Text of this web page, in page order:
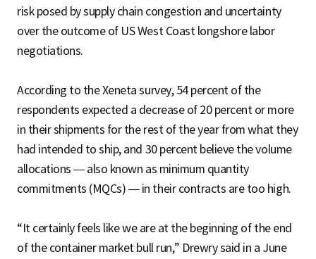
risk posed by supply chain congestion and uncertainty
over the outcome of US West Coast longshore labor
negotiations.
According to the Xeneta survey, 54 percent of the
respondents expected a decrease of 20 percent or more
in their shipments for the rest of the year from what they
had intended to ship, and 30 percent believe the volume
allocations — also known as minimum quantity
commitments (MQCs) — in their contracts are too high.
“It certainly feels like we are at the beginning of the end
of the container market bull run,” Drewry said in a June